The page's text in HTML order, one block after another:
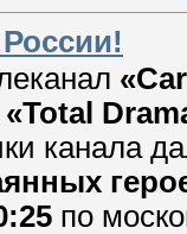
«Total
канала
по